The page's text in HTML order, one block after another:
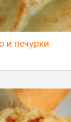
и печурки